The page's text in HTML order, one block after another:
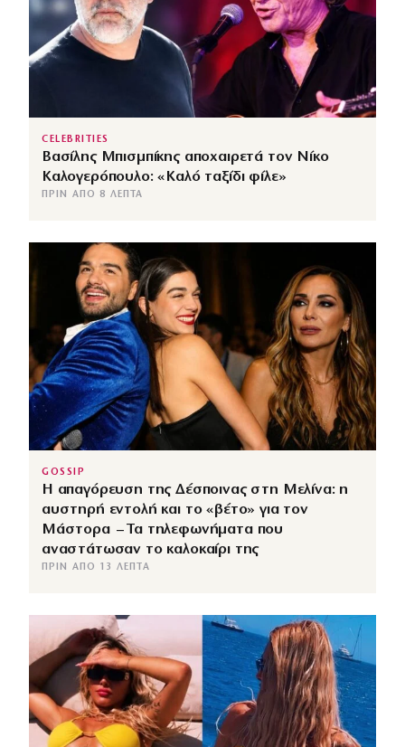
CELEBRITIES
Βασίλης Μπισμπίκης αποχαιρετά τον Νίκο
Καλογερόπουλο: «Καλό ταξίδι φίλε»
ΠΡΙΝ ΑΠΌ 8 ΛΕΠΤΆ
GOSSIP
Η απαγόρευση της Δέσποινας στη Μελίνα: η
αυστηρή εντολή και το «βέτο» για τον
Μάστορα – Τα τηλεφωνήματα που
αναστάτωσαν το καλοκαίρι της
ΠΡΙΝ ΑΠΌ 13 ΛΕΠΤΆ